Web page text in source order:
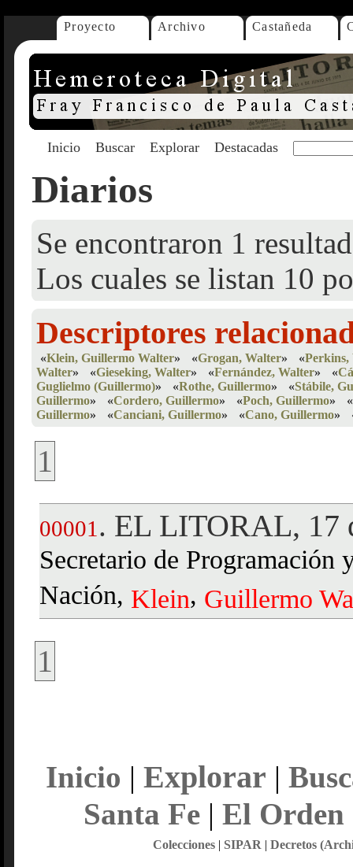
Proyecto Archivo Castañeda
Inicio Buscar Explorar Destacadas
Diarios
Se encontraron 1
Los cuales se listan 10
Descriptores
«Klein, Guillermo Walter» «Grogan, Walter» «Perkins,
Walter» «Gieseking, Walter» «Fernández, Walter» «
Guglielmo (Guillermo)» «Rothe, Guillermo» «Stábile,
Guillermo» «Cordero, Guillermo» «Poch, Guillermo»
«
Guillermo» «Canciani, Guillermo» «Cano, Guillermo»
1
00001 . EL LITORAL, 17
Secretario de
Nación, Klein, Guillermo
1
Inicio | Explorar |
Santa Fe| El Orden
Colecciones| SIPAR | Decretos